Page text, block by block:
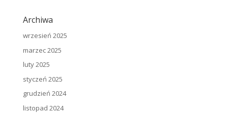
Archiwa
wrzesień 2025
marzec 2025
luty 2025
styczeń 2025
grudzień 2024
listopad 2024